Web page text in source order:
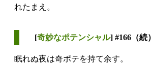
れたまえ。
[奇妙なポテンシャル] #166（続）
眠れぬ夜は奇ポテを持て余す。